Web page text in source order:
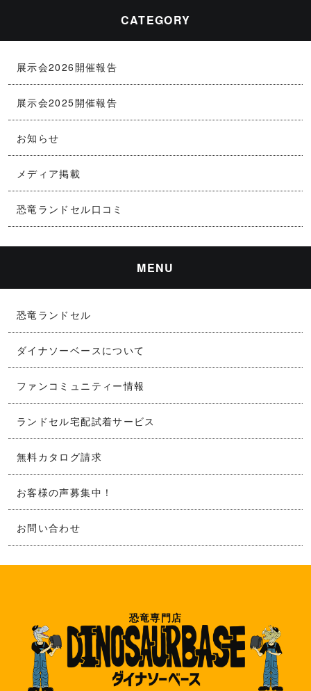
k
k
CATEGORY
展示会2026開催報告
展示会2025開催報告
お知らせ
メディア掲載
恐竜ランドセル口コミ
MENU
恐竜ランドセル
ダイナソーベースについて
ファンコミュニティー情報
ランドセル宅配試着サービス
無料カタログ請求
お客様の声募集中！
お問い合わせ
恐竜専門店